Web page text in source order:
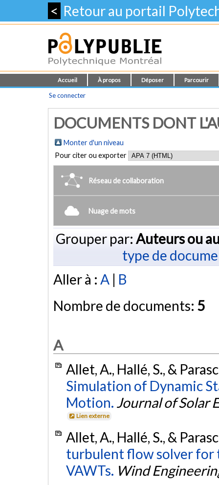
< Retour au portail
Accueil À propos Déposer Parcourir
Se connecter
DOCUMENTS DONT
Monter d'un niveau
Pour citer ou exporter
Réseau de collaboration
Nuage de mots
Grouper par: Auteurs ou
type de
Aller à : A | B
Nombre de documents: 5
A
Allet, A., Hallé, S., &
Simulation of Dynamic
Motion. Journal of Solar
Lien externe
Allet, A., Hallé, S., &
turbulent flow solver for
VAWTs. Wind